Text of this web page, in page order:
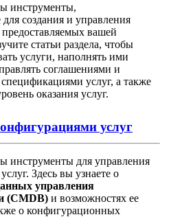
инструменты,
создания и управления
вашей
статьи раздела, чтобы
услуги, наполнять ими
соглашениями и
спецификациями услуг, а также
оказания услуг.
услуг
инструменты для управления
Здесь вы узнаете о
управления
(CMDB) и возможностях ее
о конфигурационных